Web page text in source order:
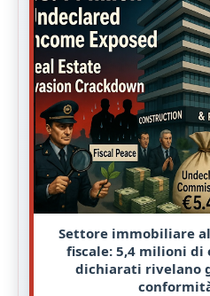
Settore immobiliare
fiscale: 5,4 milioni
dichiarati rivelano